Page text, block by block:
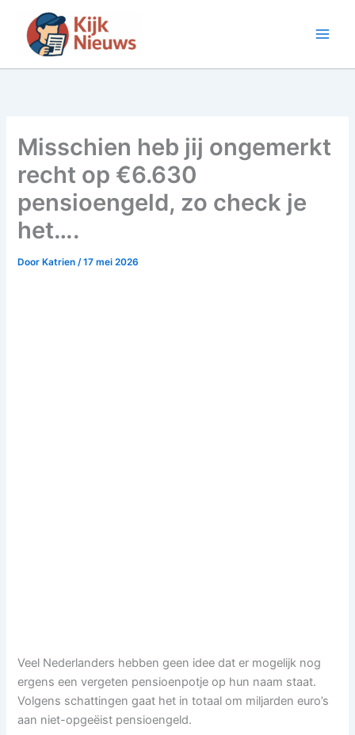
inhoud
Misschien heb jij ongemerkt
recht op €6.630
pensioengeld, zo check je
het….
Door Katrien/17 mei 2026
Veel Nederlanders hebben geen idee dat er mogelijk nog
ergens een vergeten pensioenpotje op hun naam staat.
Volgens schattingen gaat het in totaal om miljarden euro’s
aan niet-opgeëist pensioengeld.